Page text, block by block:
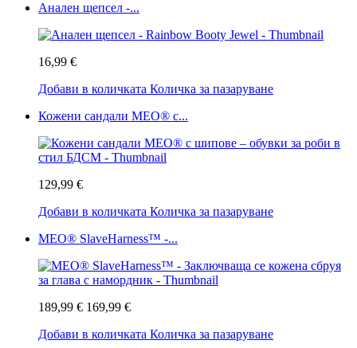
Анален щепсел -...
16,99 €
Добави в количката Количка за пазаруване
Кожени сандали MEO® с...
129,99 €
Добави в количката Количка за пазаруване
MEO® SlaveHarness™ -...
189,99 € 169,99 €
Добави в количката Количка за пазаруване